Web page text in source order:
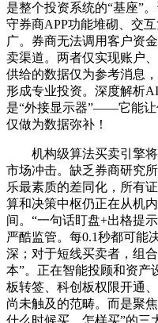
是整个投资系统的“基座”
守券商APP功能堆砌、交
广。券商无法调用客户资
卖渠道。两者仅实现账户
供给的数据仅为参考消息
形成专业投资。深度解析
是“外接显示器”——它能让
仅做为数据弥补！
机构级算法买卖引擎将
市场冲击。缺乏券商研究
乐最素质的差同化，所有
算和决策中枢仍正在从机
间。“一句话盯盘+出格提
严酷监管。每0.1秒都可能
深；对于短线买卖者，组
本”。正在智能投顾和资产
板转签、科创板权限开通
尚未触及的范畴。而是聚